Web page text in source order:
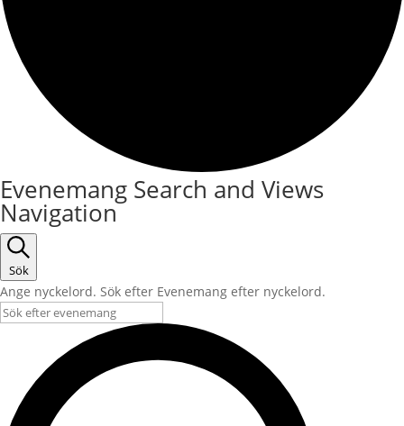
Evenemang
Evenemang Search and Views
Navigation
Sök
Ange nyckelord. Sök efter Evenemang efter nyckelord.